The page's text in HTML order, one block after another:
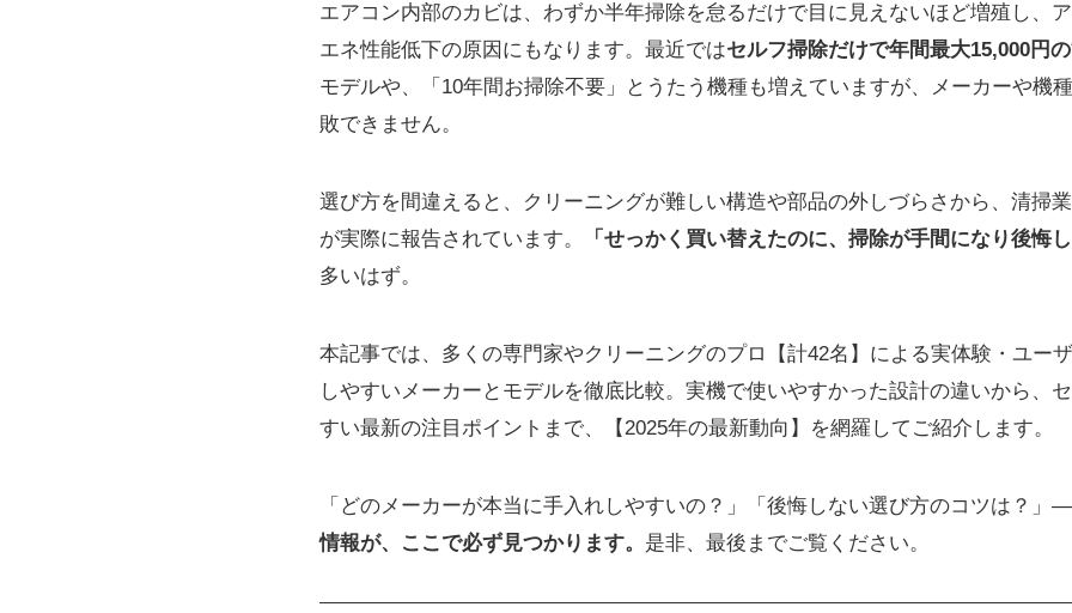
エアコン内部のカビは、わずか半年掃除を怠るだけで目に見えないほど増殖し、
エネ性能低下の原因にもなります。最近ではセルフ掃除だけで年間最大15,000円
モデルや、「10年間お掃除不要」とうたう機種も増えていますが、メーカーや機
敗できません。
選び方を間違えると、クリーニングが難しい構造や部品の外しづらさから、清掃
が実際に報告されています。
「せっかく買い替えたのに、掃除が手間になり後悔し
多いはず。
本記事では、多くの専門家やクリーニングのプロ【計42名】による実体験・ユー
しやすいメーカーとモデルを徹底比較。実機で使いやすかった設計の違いから、
すい最新の注目ポイントまで、【2025年の最新動向】を網羅してご紹介します。
「どのメーカーが本当に手入れしやすいの？」「後悔しない選び方のコツは？
情報が、ここで必ず見つかります。 是非、最後までご覧ください。